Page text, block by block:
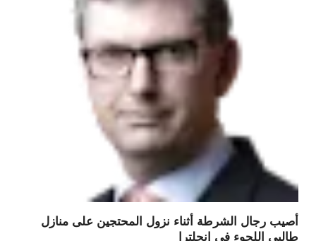
أصيب رجال الشرطة أثناء نزول المحتجين على منازل
طالبي اللجوء في إنجلترا